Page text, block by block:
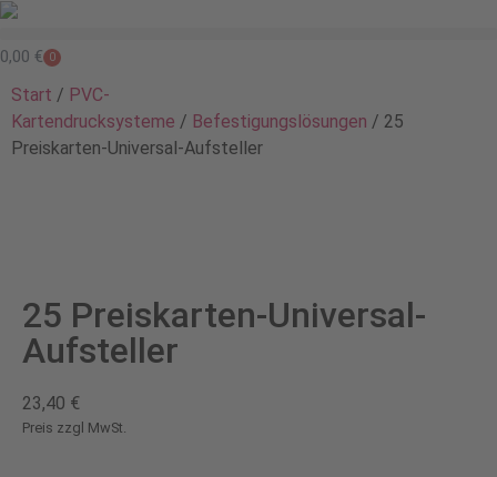
0,00 € 0
Start / PVC-
Kartendrucksysteme / Befestigungslösungen / 25
Preiskarten-Universal-Aufsteller
25 Preiskarten-Universal-
Aufsteller
23,40 €
Preis zzgl MwSt.